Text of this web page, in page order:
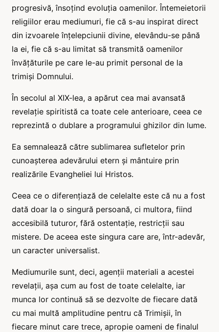
progresivă, însoțind evoluția oamenilor. Întemeietorii
religiilor erau mediumuri, fie că s-au inspirat direct
din izvoarele înțelepciunii divine, elevându-se până
la ei, fie că s-au limitat să transmită oamenilor
învățăturile pe care le-au primit personal de la
trimiși Domnului.
În secolul al XIX-lea, a apărut cea mai avansată
revelație spiritistă ca toate cele anterioare, ceea ce
reprezintă o dublare a programului ghizilor din lume.
Ea semnalează către sublimarea sufletelor prin
cunoașterea adevărului etern și mântuire prin
realizările Evangheliei lui Hristos.
Ceea ce o diferențiază de celelalte este că nu a fost
dată doar la o singură persoană, ci multora, fiind
accesibilă tuturor, fără ostentație, restricții sau
mistere. De aceea este singura care are, într-adevăr,
un caracter universalist.
Mediumurile sunt, deci, agenții materiali a acestei
revelații, așa cum au fost de toate celelalte, iar
munca lor continuă să se dezvolte de fiecare dată
cu mai multă amplitudine pentru că Trimișii, în
fiecare minut care trece, apropie oameni de finalul